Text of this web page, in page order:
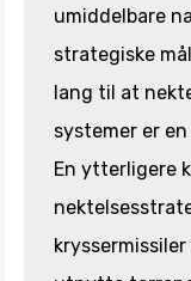
umiddelbare
strategiske
lang til at
systemer er
En ytterligere